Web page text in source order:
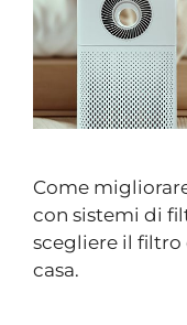
Come
con sistemi di
scegliere il filtro
casa.